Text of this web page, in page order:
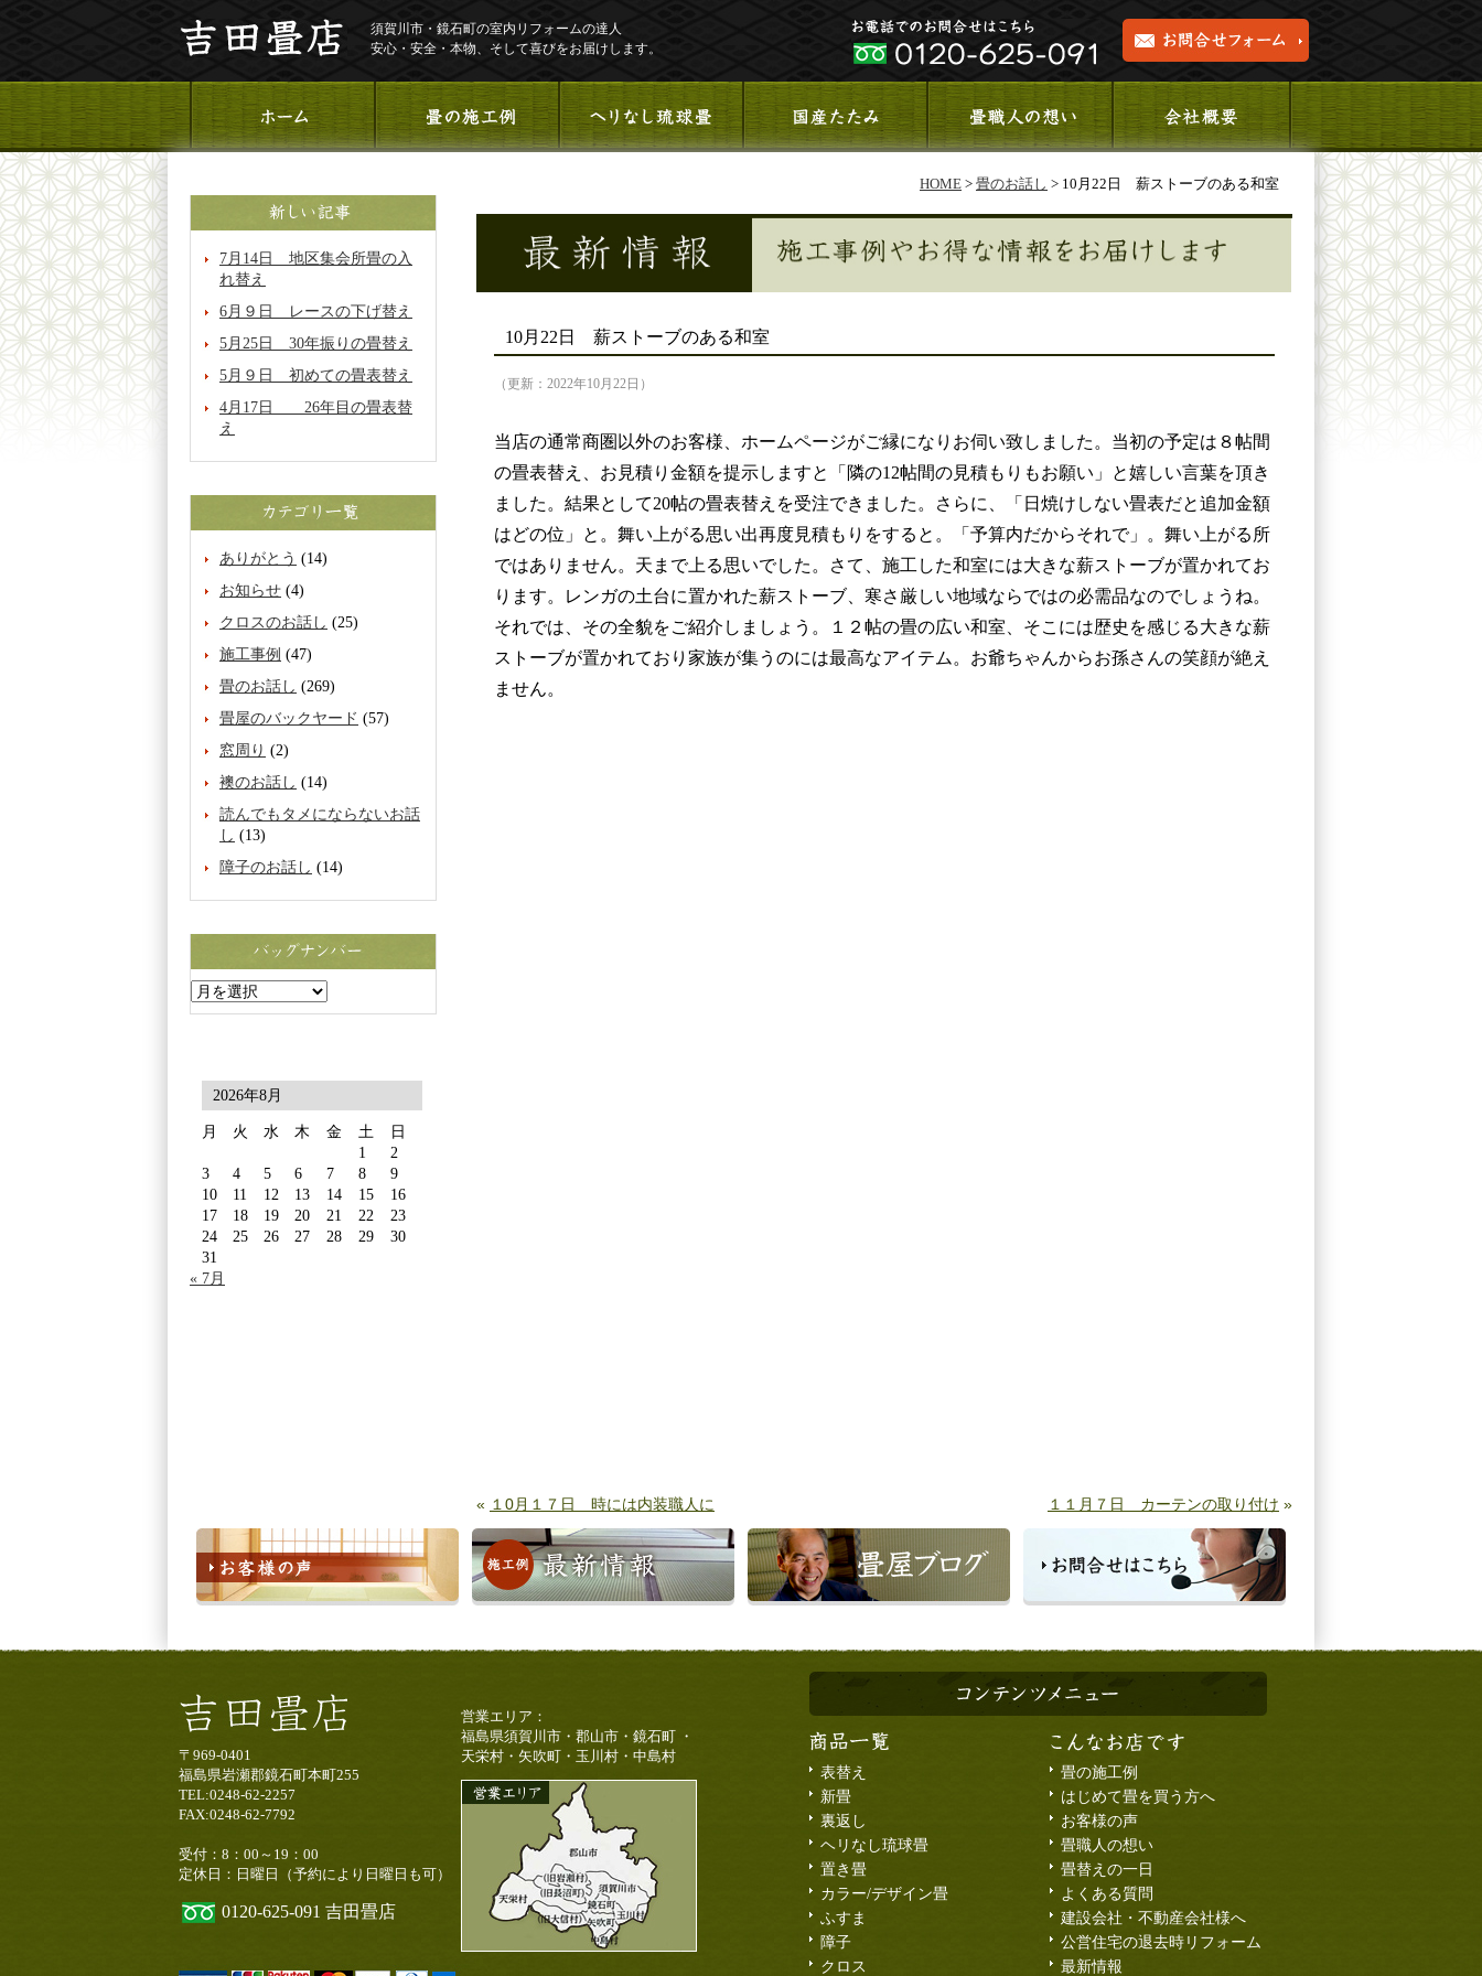
須賀川市・鏡石町の室内リフォームの達人
安心・安全・本物、そして喜びをお届けします。
HOME > 畳のお話し > 10月22日 薪ストーブのある和室
10月22日 薪ストーブのある和室
（更新：2022年10月22日）
当店の通常商圏以外のお客様、ホームページがご縁になりお伺い致しました。当初の予定は８帖間
の畳表替え、お見積り金額を提示しますと「隣の12帖間の見積もりもお願い」と嬉しい言葉を頂き
ました。結果として20帖の畳表替えを受注できました。さらに、「日焼けしない畳表だと追加金額
はどの位」と。舞い上がる思い出再度見積もりをすると。「予算内だからそれで」。舞い上がる所
ではありません。天まで上る思いでした。さて、施工した和室には大きな薪ストーブが置かれてお
ります。レンガの土台に置かれた薪ストーブ、寒さ厳しい地域ならではの必需品なのでしょうね。
それでは、その全貌をご紹介しましょう。１２帖の畳の広い和室、そこには歴史を感じる大きな薪
ストーブが置かれており家族が集うのには最高なアイテム。お爺ちゃんからお孫さんの笑顔が絶え
ません。
« １0月１７日 時には内装職人に １１月７日 カーテンの取り付け »
7月14日 地区集会所畳の入
れ替え
6月９日 レースの下げ替え
5月25日 30年振りの畳替え
5月９日 初めての畳表替え
4月17日 26年目の畳表替
え
ありがとう (14)
お知らせ (4)
クロスのお話し (25)
施工事例 (47)
畳のお話し (269)
畳屋のバックヤード (57)
窓周り (2)
襖のお話し (14)
読んでもタメにならないお話
し (13)
障子のお話し (14)
2026年8月
月 火 水 木 金 土
日
1
2
3
4 5 6 7 8
9
10
11 12 13 14 15
16
17
18 19 20 21 22
23
24
25 26 27 28 29
30
31
« 7月
〒969-0401
福島県岩瀬郡鏡石町本町255
TEL:0248-62-2257
FAX:0248-62-7792
受付：8：00～19：00
定休日：日曜日（予約により日曜日も可）
0120-625-091 吉田畳店
営業エリア：
福島県須賀川市・郡山市・鏡石町 ・
天栄村・矢吹町・玉川村・中島村
表替え
新畳
裏返し
ヘリなし琉球畳
置き畳
カラー/デザイン畳
ふすま
障子
クロス
畳の施工例
はじめて畳を買う方へ
お客様の声
畳職人の想い
畳替えの一日
よくある質問
建設会社・不動産会社様へ
公営住宅の退去時リフォーム
最新情報